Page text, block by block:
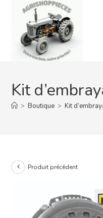
content
Kit
> Boutique > Kit
Produit précédent